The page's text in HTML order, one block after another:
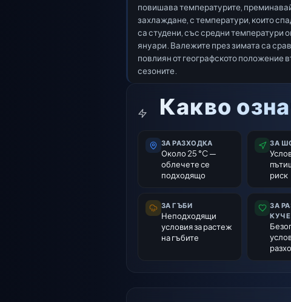
повишава температурите,
захлаждане, с температури, които
са студени, със средни температури
януари. Валежите през зимата са
повлиян от географското положение
сезоните.
Какво
ЗА РАЗХОДКА
Около 25 °C —
облечете се
подходящо
ЗА
риск
ЗА ГЪБИ
Неподходящи
условия за растеж
на гъбите
ЗА
КУЧЕ